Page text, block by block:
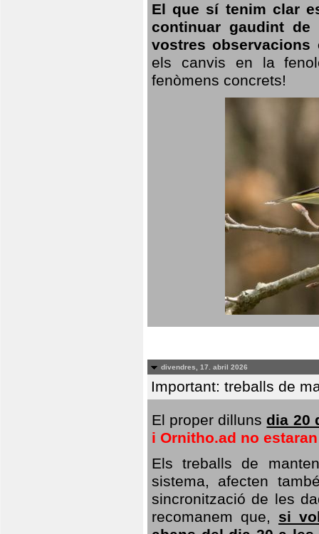
El que sí tenim clar
continuar gaudint
vostres
els canvis en la
fenòmens concrets!
divendres, 17. abril 2026
Important: treballs de
El proper dilluns dia 20
i Ornitho.ad no
Els treballs de
sistema, afecten
sincronització de les
recomanem que, si